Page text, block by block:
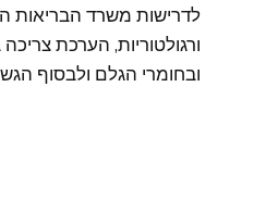
לדרישות משרד הבריאות
ורגולטוריות, הערכת
ובחומרי הגלם ולבסוף